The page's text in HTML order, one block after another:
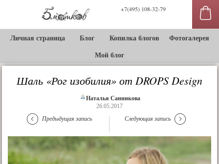
+7(495) 108-32-79
Личная страница Блог Копилка блогов
Фотогалерея
Мой блог
Шаль «Рог изобилия» от DROPS Design
Наталья Санникова
26.05.2017
Предыдущая запись Следующая запись